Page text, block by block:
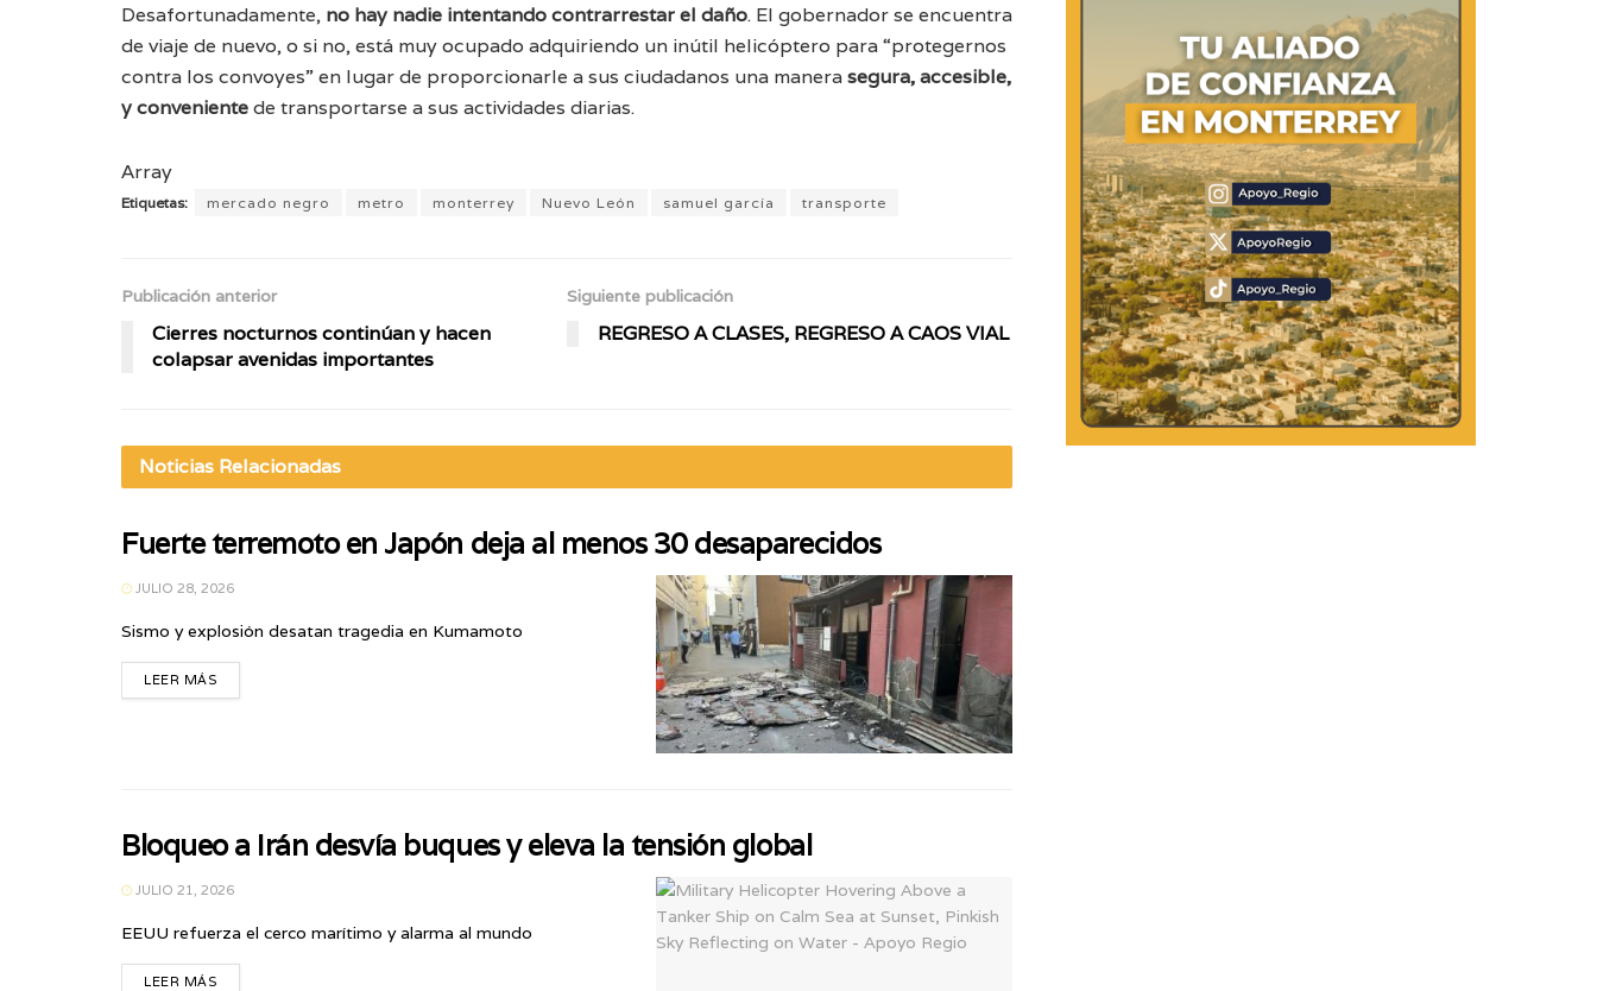
Desafortunadamente, no hay nadie intentando contrarrestar el daño. El gobernador se encuentra
de viaje de nuevo, o si no, está muy ocupado adquiriendo un inútil helicóptero para “protegernos
contra los convoyes” en lugar de proporcionarle a sus ciudadanos una manerasegura, accesible,
y convenientede transportarse a sus actividades diarias.
Array
Etiquetas: mercado negro metro monterrey Nuevo León samuel garcía transporte
Publicación anterior
Cierres nocturnos continúan y hacen
colapsar avenidas importantes
Siguiente publicación
REGRESO A CLASES, REGRESO A CAOS VIAL
Noticias Relacionadas
Fuerte terremoto en Japón deja al menos 30 desaparecidos
JULIO 28, 2026
Sismo y explosión desatan tragedia en Kumamoto
LEER MÁS
Bloqueo a Irán desvía buques y eleva la tensión global
JULIO 21, 2026
EEUU refuerza el cerco marítimo y alarma al mundo
LEER MÁS